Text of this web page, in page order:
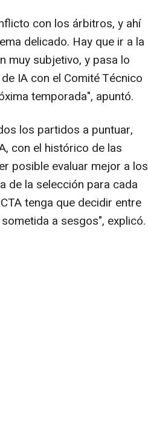
con los árbitros, y ahí
delicado. Hay que ir a la
muy subjetivo, y pasa lo
IA con el Comité Técnico
temporada", apuntó.
los partidos a puntuar,
con el histórico de las
posible evaluar mejor a los
de la selección para cada
tenga que decidir entre
a sesgos", explicó.